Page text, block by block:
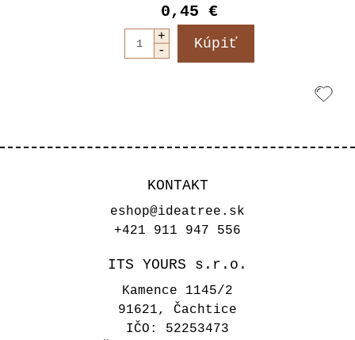
0,45 €
KONTAKT
eshop@ideatree.sk
+421 911 947 556
ITS YOURS s.r.o.
Kamence 1145/2
91621, Čachtice
IČO: 52253473